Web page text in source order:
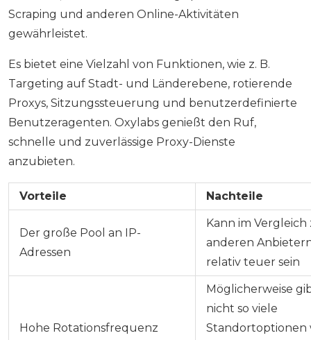
Scraping und anderen Online-Aktivitäten
gewährleistet.
Es bietet eine Vielzahl von Funktionen, wie z. B.
Targeting auf Stadt- und Länderebene, rotierende
Proxys, Sitzungssteuerung und benutzerdefinierte
Benutzeragenten. Oxylabs genießt den Ruf,
schnelle und zuverlässige Proxy-Dienste
anzubieten.
Vorteile Nachteile
Der große Pool an IP-
Adressen
Kann im Vergleich
anderen
relativ teuer sein
Hohe Rotationsfrequenz
Möglicherweise
nicht so viele
Standortoptionen